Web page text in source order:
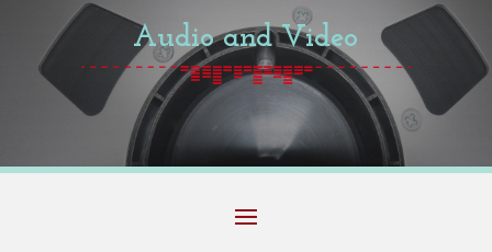
Audio and Video